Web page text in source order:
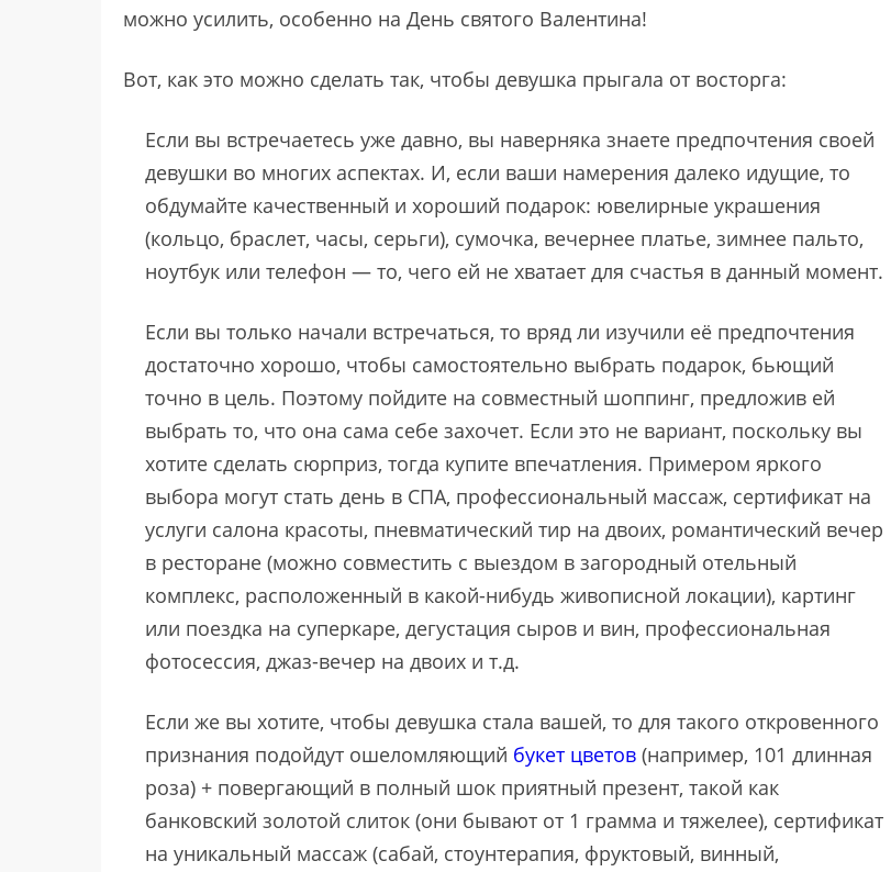
можно усилить, особенно на День святого Валентина!
Вот, как это можно сделать так, чтобы девушка прыгала от восторга:
Если вы встречаетесь уже давно, вы наверняка знаете предпочтения своей
девушки во многих аспектах. И, если ваши намерения далеко идущие, то
обдумайте качественный и хороший подарок: ювелирные украшения
(кольцо, браслет, часы, серьги), сумочка, вечернее платье, зимнее пальто,
ноутбук или телефон — то, чего ей не хватает для счастья в данный момент.
Если вы только начали встречаться, то вряд ли изучили её предпочтения
достаточно хорошо, чтобы самостоятельно выбрать подарок, бьющий
точно в цель. Поэтому пойдите на совместный шоппинг, предложив ей
выбрать то, что она сама себе захочет. Если это не вариант, поскольку вы
хотите сделать сюрприз, тогда купите впечатления. Примером яркого
выбора могут стать день в СПА, профессиональный массаж, сертификат на
услуги салона красоты, пневматический тир на двоих, романтический вечер
в ресторане (можно совместить с выездом в загородный отельный
комплекс, расположенный в какой-нибудь живописной локации), картинг
или поездка на суперкаре, дегустация сыров и вин, профессиональная
фотосессия, джаз-вечер на двоих и т.д.
Если же вы хотите, чтобы девушка стала вашей, то для такого откровенного
признания подойдут ошеломляющий букет цветов (например, 101 длинная
роза) + повергающий в полный шок приятный презент, такой как
банковский золотой слиток (они бывают от 1 грамма и тяжелее), сертификат
на уникальный массаж (сабай, стоунтерапия, фруктовый, винный,